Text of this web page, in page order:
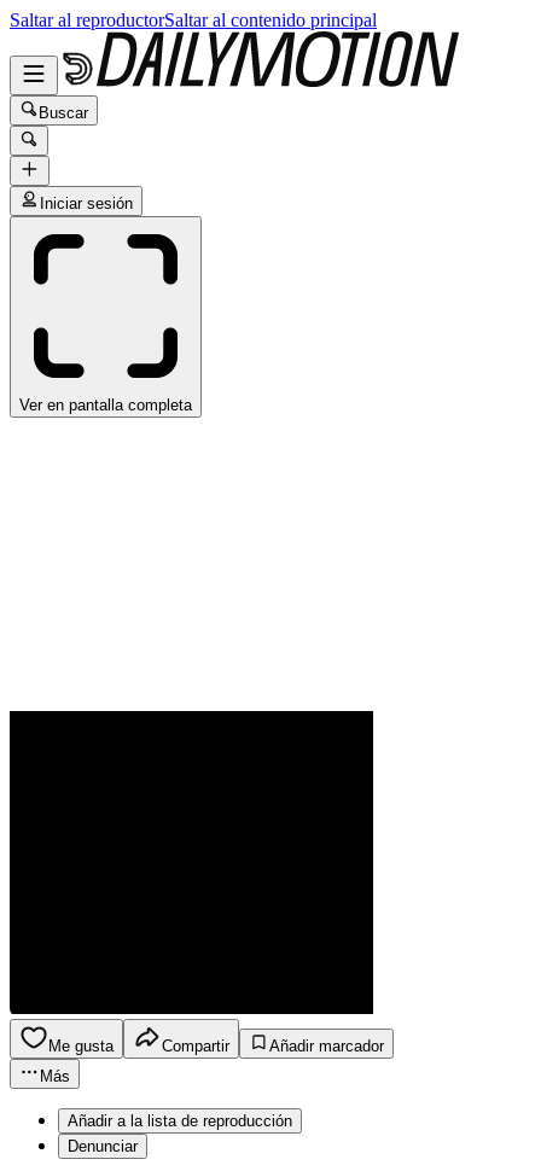
Saltar al reproductorSaltar al contenido principal
Buscar
Iniciar sesión
Ver en pantalla completa
Me gusta Compartir
Añadir marcador
Más
Añadir a la lista de reproducción
Denunciar